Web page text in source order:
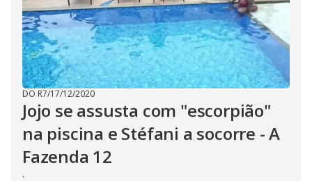
DO R7/17/12/2020
Jojo se assusta com "escorpião"
na piscina e Stéfani a socorre - A
Fazenda 12
.